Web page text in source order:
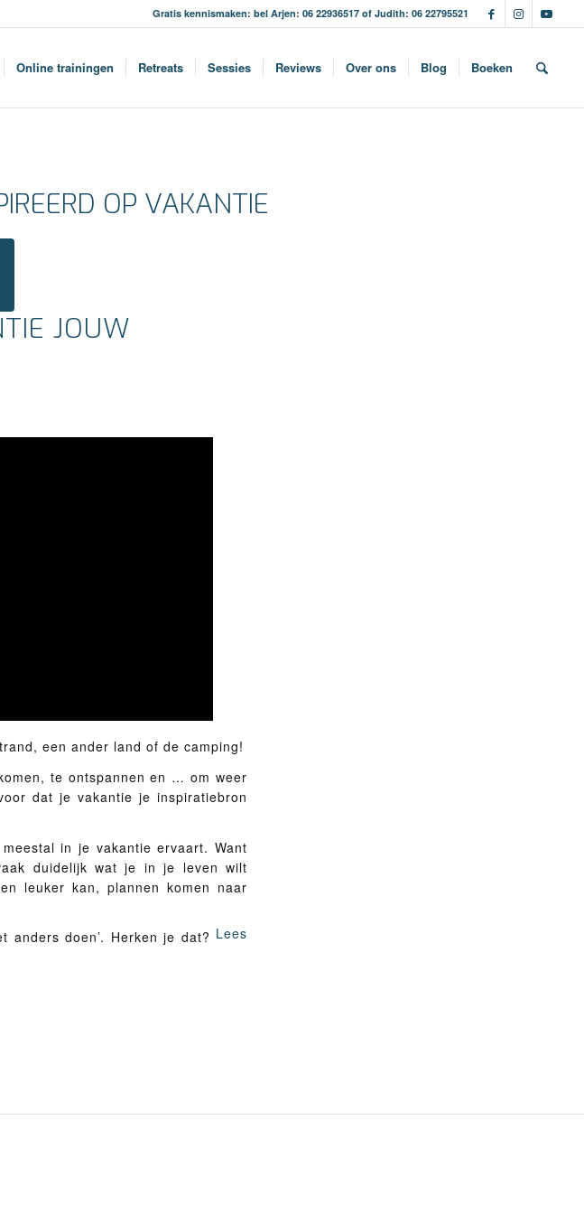
Gratis kennismaken: bel Arjen: 06 22936517 of Judith: 06 22795521
Online trainingen Retreats Sessies Reviews Over ons Blog Boeken
OP VAKANTIE
JOUW
een ander land of de camping!
te ontspannen en … om weer
dat je vakantie je inspiratiebron
in je vakantie ervaart. Want
duidelijk wat je in je leven wilt
leuker kan, plannen komen naar
anders doen’. Herken je dat? Lees